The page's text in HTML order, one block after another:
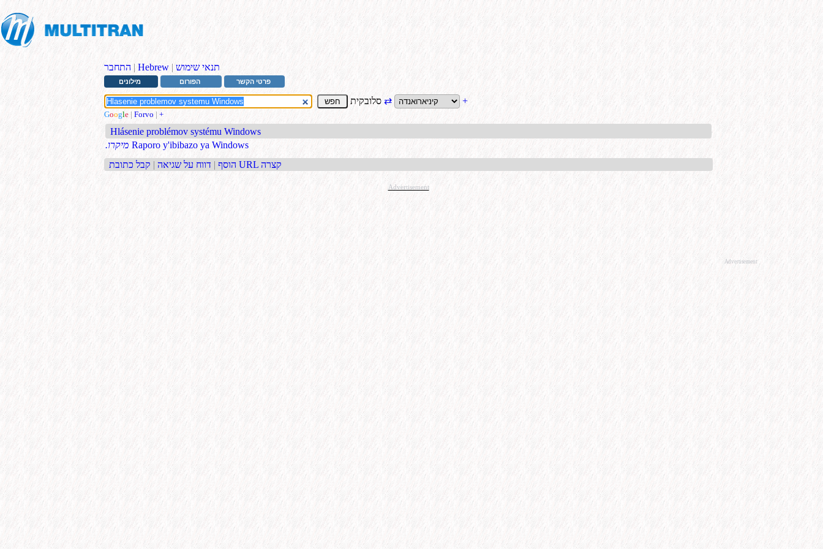
התחבר | Hebrew | תנאי שימוש
מילונים הפורום פרטי הקשר
⇄ +
Google | Forvo | +
Hlásenie problémov systému Windows
.מיקרו Raporo y'ibibazo ya Windows
הוסף | דווח על שגיאה | קבל כתובת URL קצרה
Advertisement
Advertisement